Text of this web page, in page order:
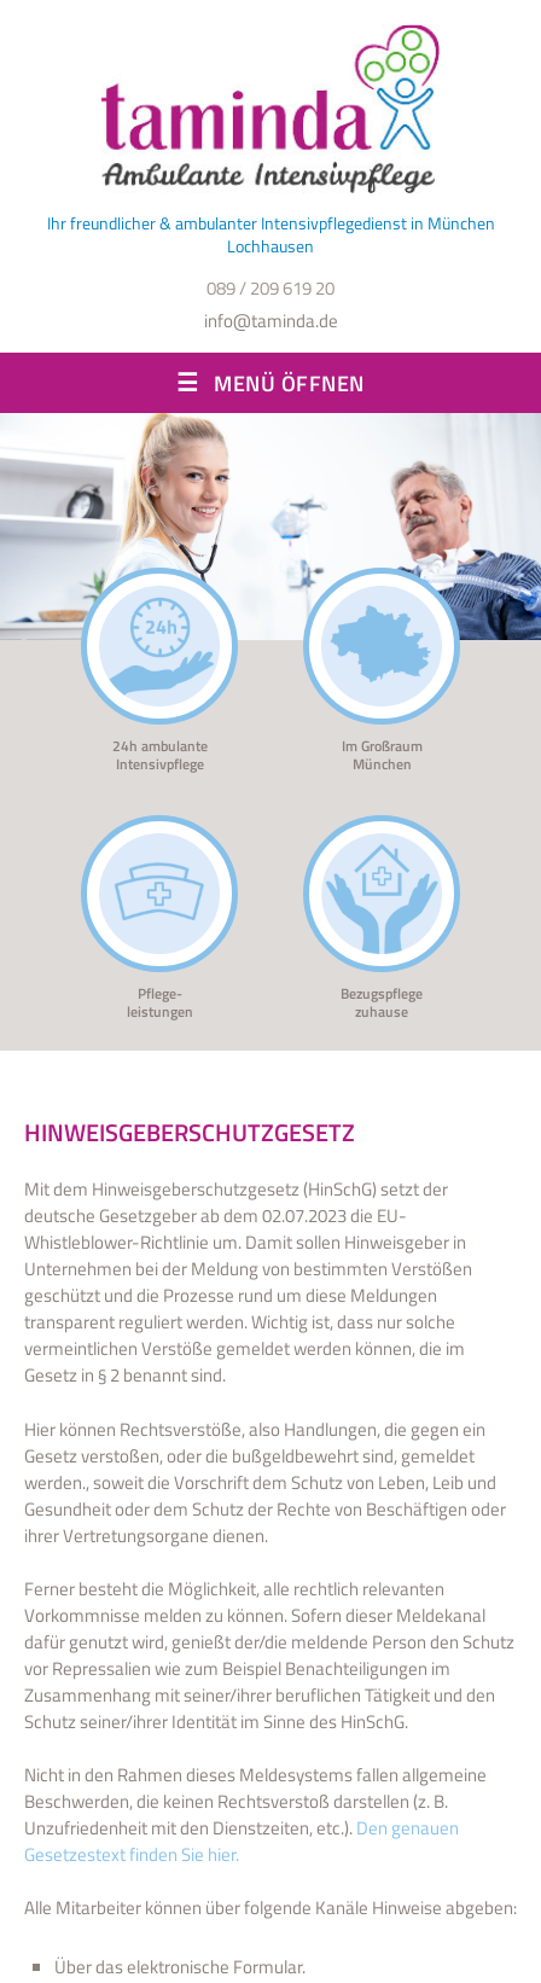
Ihr freundlicher & ambulanter Intensivpflegedienst in München
Lochhausen
089 / 209 619 20
info@taminda.de
MENÜ ÖFFNEN
24h ambulante
Intensivpflege
Im Großraum
München
Pflege-
leistungen
Bezugspflege
zuhause
HINWEISGEBERSCHUTZGESETZ
Mit dem Hinweisgeberschutzgesetz (HinSchG) setzt der
deutsche Gesetzgeber ab dem 02.07.2023 die EU-
Whistleblower-Richtlinie um. Damit sollen Hinweisgeber in
Unternehmen bei der Meldung von bestimmten Verstößen
geschützt und die Prozesse rund um diese Meldungen
transparent reguliert werden. Wichtig ist, dass nur solche
vermeintlichen Verstöße gemeldet werden können, die im
Gesetz in § 2 benannt sind.
Hier können Rechtsverstöße, also Handlungen, die gegen ein
Gesetz verstoßen, oder die bußgeldbewehrt sind, gemeldet
werden., soweit die Vorschrift dem Schutz von Leben, Leib und
Gesundheit oder dem Schutz der Rechte von Beschäftigen oder
ihrer Vertretungsorgane dienen.
Ferner besteht die Möglichkeit, alle rechtlich relevanten
Vorkommnisse melden zu können. Sofern dieser Meldekanal
dafür genutzt wird, genießt der/die meldende Person den Schutz
vor Repressalien wie zum Beispiel Benachteiligungen im
Zusammenhang mit seiner/ihrer beruflichen Tätigkeit und den
Schutz seiner/ihrer Identität im Sinne des HinSchG.
Nicht in den Rahmen dieses Meldesystems fallen allgemeine
Beschwerden, die keinen Rechtsverstoß darstellen (z. B.
Unzufriedenheit mit den Dienstzeiten, etc.).Den genauen
Gesetzestext finden Sie hier.
Alle Mitarbeiter können über folgende Kanäle Hinweise abgeben:
Über das elektronische Formular.